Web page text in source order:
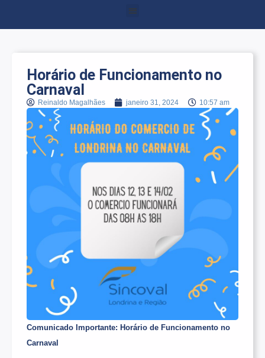
Horário de Funcionamento no
Carnaval
Reinaldo Magalhães janeiro 31, 2024 10:57 am
Comunicado Importante: Horário de Funcionamento no
Carnaval